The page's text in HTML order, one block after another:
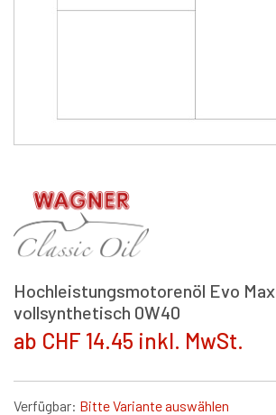
Hochleistungsmotorenöl Evo Max
vollsynthetisch 0W40
ab CHF 14.45 inkl. MwSt.
Verfügbar: Bitte Variante auswählen